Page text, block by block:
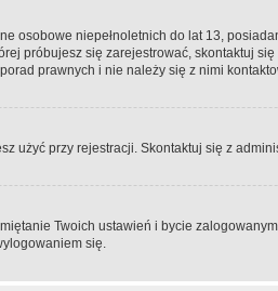
osobowe niepełnoletnich do lat 13,
próbujesz się zarejestrować, skontaktuj
prawnych i nie należy się z nimi
użyć przy rejestracji. Skontaktuj się z
Twoich ustawień i bycie
się.